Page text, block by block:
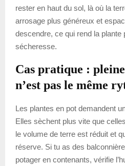
rester en haut du sol, là où la
arrosage plus généreux et
descendre, ce qui rend la plante
sécheresse.
Cas pratique :
n’est pas le même
Les plantes en pot demandent
Elles sèchent plus vite que
le volume de terre est réduit et
réserve. Si tu as des
potager en contenants, vérifie